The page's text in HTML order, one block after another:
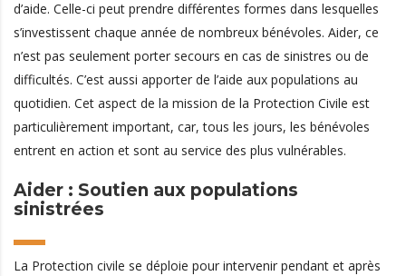
d’aide. Celle-ci peut prendre différentes formes dans lesquelles
s’investissent chaque année de nombreux bénévoles. Aider, ce
n’est pas seulement porter secours en cas de sinistres ou de
difficultés. C’est aussi apporter de l’aide aux populations au
quotidien. Cet aspect de la mission de la Protection Civile est
particulièrement important, car, tous les jours, les bénévoles
entrent en action et sont au service des plus vulnérables.
Aider : Soutien aux populations
sinistrées
La Protection civile se déploie pour intervenir pendant et après